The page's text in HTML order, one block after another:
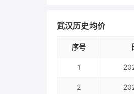
武汉历史均价
序号
1
2